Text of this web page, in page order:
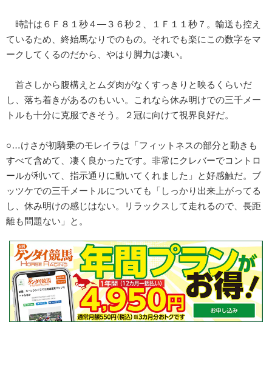
時計は６Ｆ８１秒４―３６秒２、１Ｆ１１秒７。輸送も控え
ているため、終始馬なりでのもの。それでも楽にこの数字をマ
ークしてくるのだから、やはり脚力は凄い。
首さしから腹構えとムダ肉がなくすっきりと映るくらいだ
し、落ち着きがあるのもいい。これなら休み明けでの三千メー
トルも十分に克服できそう。２冠に向けて視界良好だ。
○…けさが初騎乗のモレイラは「フィットネスの部分と動きも
すべて含めて、凄く良かったです。非常にクレバーでコントロ
ールが利いて、指示通りに動いてくれました」と好感触だ。ブ
ッツケでの三千メートルについても「しっかり出来上がってる
し、休み明けの感じはない。リラックスして走れるので、長距
離も問題ない」と。